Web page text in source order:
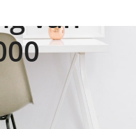
van